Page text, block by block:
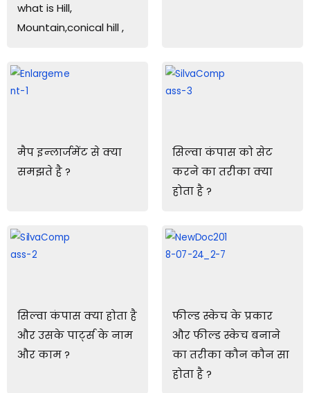
what is Hill,
Mountain,conical hill ,
मैप इन्लार्जमेंट से क्या
समझते है ?
सिल्वा कंपास को सेट
करने का तरीका क्या
होता है ?
सिल्वा कंपास क्या होता है
और उसके पार्ट्स के नाम
और काम ?
फील्ड स्केच के प्रकार
और फील्ड स्केच बनाने
का तरीका कौन कौन सा
होता है ?